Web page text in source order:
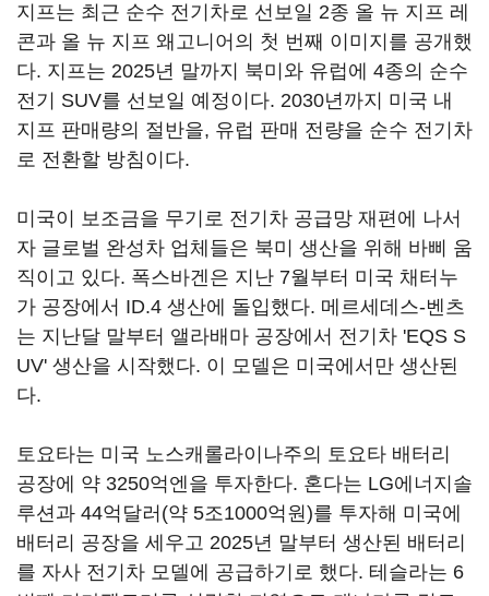
지프는 최근 순수 전기차로 선보일 2종 올 뉴 지프 레
콘과 올 뉴 지프 왜고니어의 첫 번째 이미지를 공개했
다. 지프는 2025년 말까지 북미와 유럽에 4종의 순수
전기 SUV를 선보일 예정이다. 2030년까지 미국 내
지프 판매량의 절반을, 유럽 판매 전량을 순수 전기차
로 전환할 방침이다.
미국이 보조금을 무기로 전기차 공급망 재편에 나서
자 글로벌 완성차 업체들은 북미 생산을 위해 바삐 움
직이고 있다. 폭스바겐은 지난 7월부터 미국 채터누
가 공장에서 ID.4 생산에 돌입했다. 메르세데스-벤츠
는 지난달 말부터 앨라배마 공장에서 전기차 'EQS S
UV' 생산을 시작했다. 이 모델은 미국에서만 생산된
다.
토요타는 미국 노스캐롤라이나주의 토요타 배터리
공장에 약 3250억엔을 투자한다. 혼다는 LG에너지솔
루션과 44억달러(약 5조1000억원)를 투자해 미국에
배터리 공장을 세우고 2025년 말부터 생산된 배터리
를 자사 전기차 모델에 공급하기로 했다. 테슬라는 6